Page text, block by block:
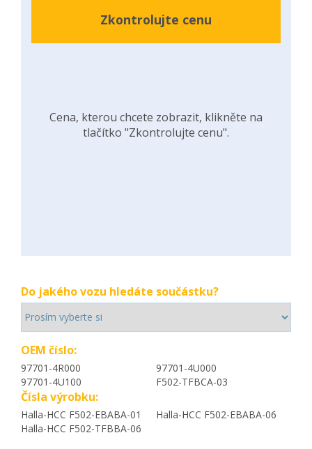
Zkontrolujte cenu
Cena, kterou chcete zobrazit, klikněte na
tlačítko "Zkontrolujte cenu".
Do jakého vozu hledáte součástku?
OEM číslo:
97701-4R000
97701-4U000
97701-4U100
F502-TFBCA-03
Čísla výrobku:
Halla-HCC F502-EBABA-01
Halla-HCC F502-EBABA-06
Halla-HCC F502-TFBBA-06